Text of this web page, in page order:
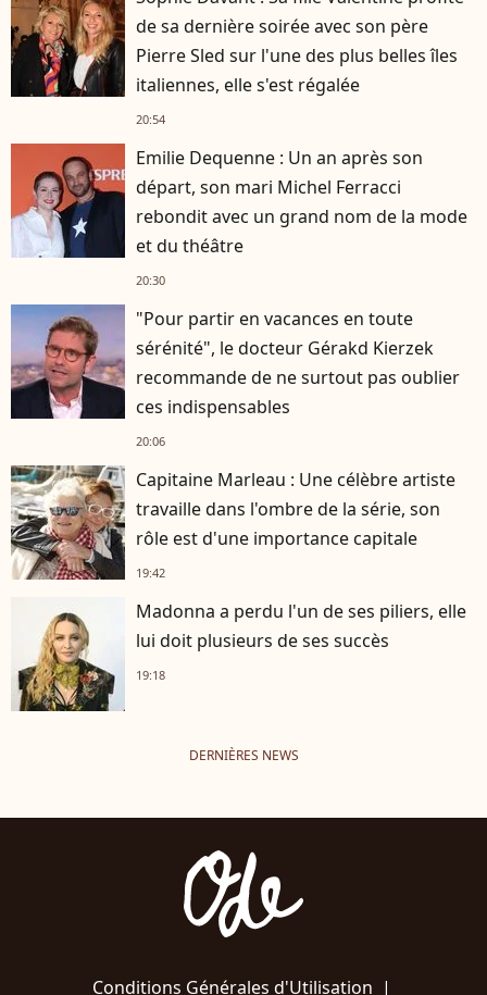
de sa dernière soirée avec son père
Pierre Sled sur l'une des plus belles îles
italiennes, elle s'est régalée
20:54
Emilie Dequenne : Un an après son
départ, son mari Michel Ferracci
rebondit avec un grand nom de la mode
et du théâtre
20:30
"Pour partir en vacances en toute
sérénité", le docteur Gérakd Kierzek
recommande de ne surtout pas oublier
ces indispensables
20:06
Capitaine Marleau : Une célèbre artiste
travaille dans l'ombre de la série, son
rôle est d'une importance capitale
19:42
Madonna a perdu l'un de ses piliers, elle
lui doit plusieurs de ses succès
19:18
DERNIÈRES NEWS
Conditions Générales d'Utilisation |